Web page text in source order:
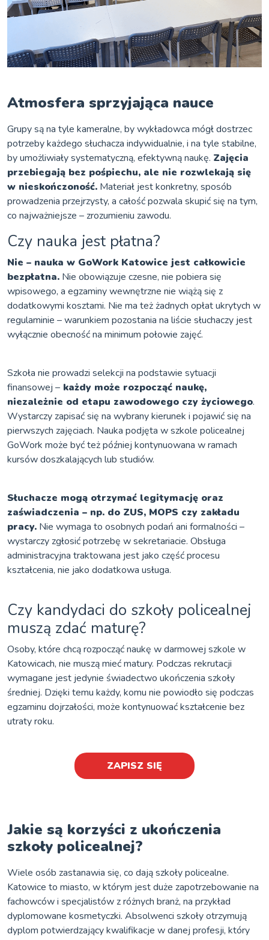
Atmosfera sprzyjająca nauce
Grupy są na tyle kameralne, by wykładowca mógł dostrzec
potrzeby każdego słuchacza indywidualnie, i na tyle stabilne,
by umożliwiały systematyczną, efektywną naukę. Zajęcia
przebiegają bez pośpiechu, ale nie rozwlekają się
w nieskończoność. Materiał jest konkretny, sposób
prowadzenia przejrzysty, a całość pozwala skupić się na tym,
co najważniejsze – zrozumieniu zawodu.
Czy nauka jest płatna?
Nie – nauka w GoWork Katowice jest całkowicie
bezpłatna. Nie obowiązuje czesne, nie pobiera się
wpisowego, a egzaminy wewnętrzne nie wiążą się z
dodatkowymi kosztami. Nie ma też żadnych opłat ukrytych w
regulaminie – warunkiem pozostania na liście słuchaczy jest
wyłącznie obecność na minimum połowie zajęć.
Szkoła nie prowadzi selekcji na podstawie sytuacji
finansowej – każdy może rozpocząć naukę,
niezależnie od etapu zawodowego czy życiowego.
Wystarczy zapisać się na wybrany kierunek i pojawić się na
pierwszych zajęciach. Nauka podjęta w szkole policealnej
GoWork może być też później kontynuowana w ramach
kursów doszkalających lub studiów.
Słuchacze mogą otrzymać legitymację oraz
zaświadczenia – np. do ZUS, MOPS czy zakładu
pracy. Nie wymaga to osobnych podań ani formalności –
wystarczy zgłosić potrzebę w sekretariacie. Obsługa
administracyjna traktowana jest jako część procesu
kształcenia, nie jako dodatkowa usługa.
Czy kandydaci do szkoły policealnej
muszą zdać maturę?
Osoby, które chcą rozpocząć naukę w darmowej szkole w
Katowicach, nie muszą mieć matury. Podczas rekrutacji
wymagane jest jedynie świadectwo ukończenia szkoły
średniej. Dzięki temu każdy, komu nie powiodło się podczas
egzaminu dojrzałości, może kontynuować kształcenie bez
utraty roku.
ZAPISZ SIĘ
Jakie są korzyści z ukończenia
szkoły policealnej?
Wiele osób zastanawia się, co dają szkoły policealne.
Katowice to miasto, w którym jest duże zapotrzebowanie na
fachowców i specjalistów z różnych branż, na przykład
dyplomowane kosmetyczki. Absolwenci szkoły otrzymują
dyplom potwierdzający kwalifikacje w danej profesji, który